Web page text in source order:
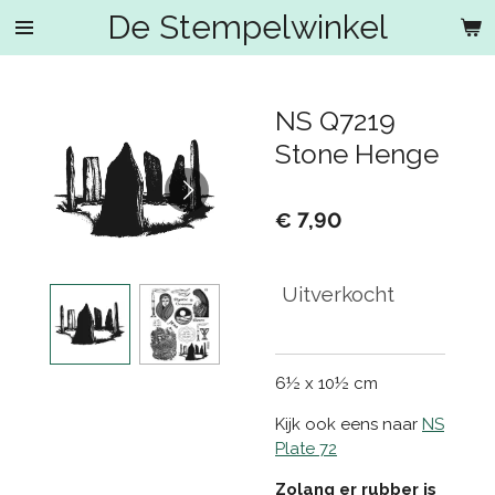
Ga
De Stempelwinkel
NS Q7219
Stone Henge
€ 7,90
Uitverkocht
6½ x 10½ cm
Kijk ook eens naar NS
Plate 72
Zolang er rubber is